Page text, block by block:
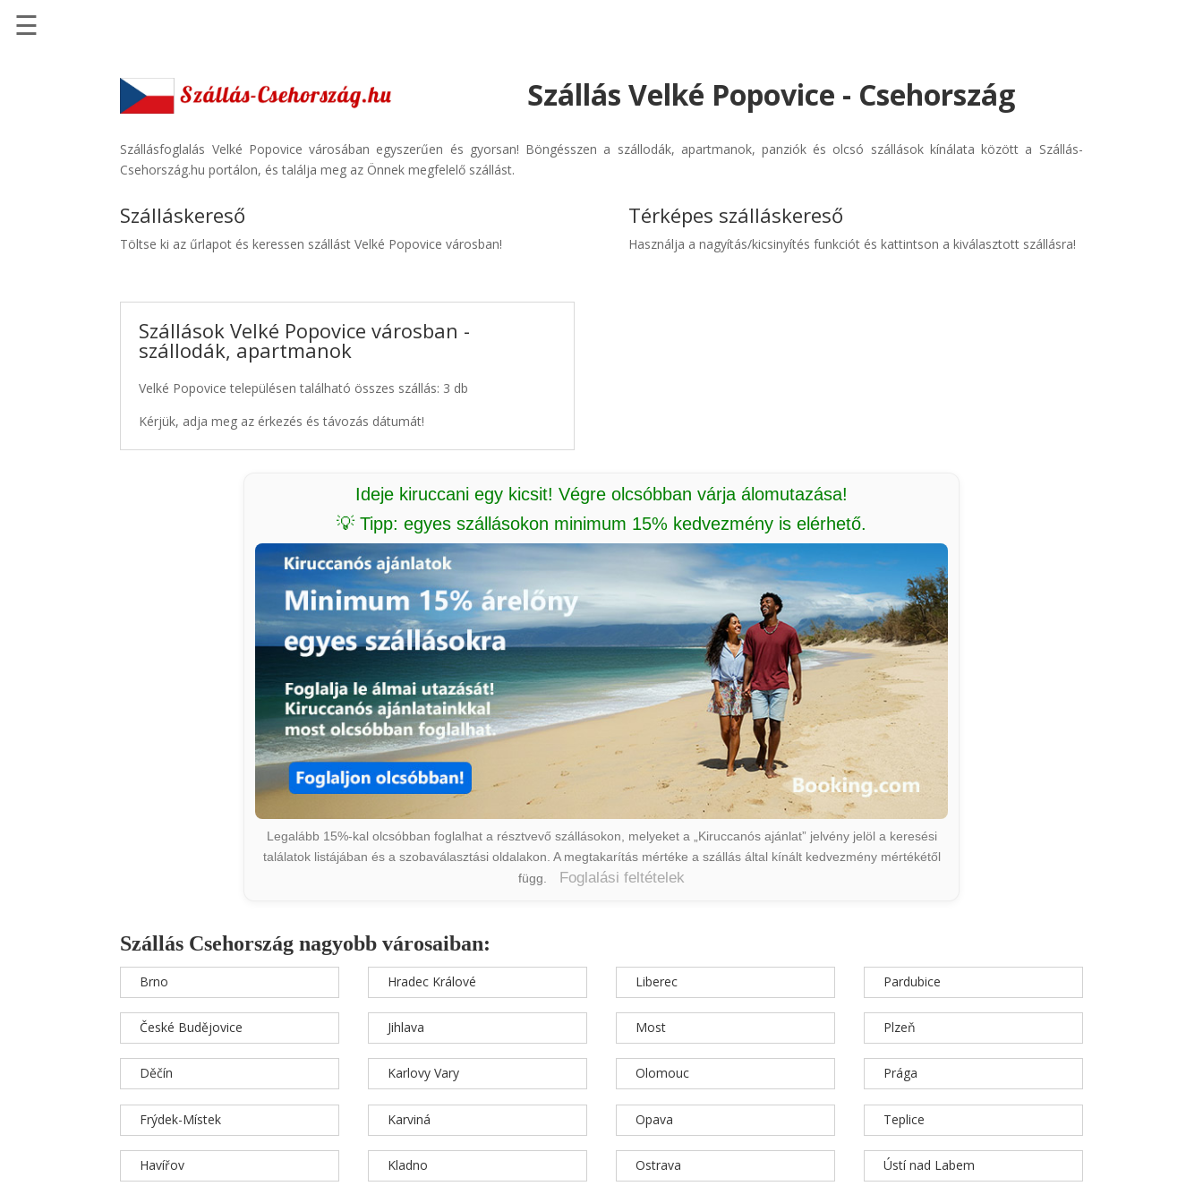
Szállásinfo.eu
pénzvisszatérítéssel
Autóbérlés
☰
Szállás Velké Popovice - Csehország
Szállásfoglalás Velké Popovice városában egyszerűen és gyorsan! Böngésszen a szállodák, apartmanok, panziók és olcsó szállások kínálata között a Szállás-
Csehország.hu portálon, és találja meg az Önnek megfelelő szállást.
Szálláskereső
Töltse ki az űrlapot és keressen szállást Velké Popovice városban!
Szállások Velké Popovice városban -
szállodák, apartmanok
Velké Popovice településen található összes szállás: 3 db
Kérjük, adja meg az érkezés és távozás dátumát!
Térképes szálláskereső
Használja a nagyítás/kicsinyítés funkciót és kattintson a kiválasztott szállásra!
Ideje kiruccani egy kicsit! Végre olcsóbban várja álomutazása!
💡 Tipp: egyes szállásokon minimum 15% kedvezmény is elérhető.
Legalább 15%-kal olcsóbban foglalhat a résztvevő szállásokon, melyeket a „Kiruccanós ajánlat” jelvény jelöl a keresési
találatok listájában és a szobaválasztási oldalakon. A megtakarítás mértéke a szállás által kínált kedvezmény mértékétől
függ.
Foglalási feltételek
Szállás Csehország nagyobb városaiban:
Brno
České Budějovice
Děčín
Frýdek-Místek
Havířov
Hradec Králové
Jihlava
Karlovy Vary
Karviná
Kladno
Liberec
Most
Olomouc
Opava
Ostrava
Pardubice
Plzeň
Prága
Teplice
Ústí nad Labem